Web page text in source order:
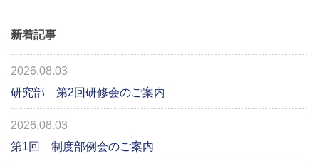
新着記事
2026.08.03
研究部 第2回研修会のご案内
2026.08.03
第1回 制度部例会のご案内